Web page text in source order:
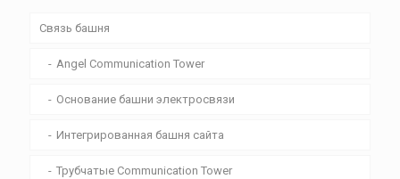
Связь башня
Angel Communication Tower
Основание башни электросвязи
Интегрированная башня сайта
Трубчатые Communication Tower